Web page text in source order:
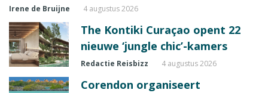
Irene de Bruijne 4 augustus 2026
The Kontiki Curaçao opent 22
nieuwe ‘jungle chic’-kamers
Redactie Reisbizz 4 augustus 2026
Corendon organiseert